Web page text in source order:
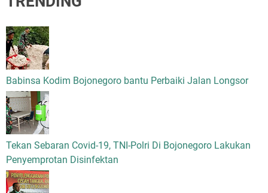
Babinsa Kodim Bojonegoro bantu Perbaiki Jalan Longsor
Tekan Sebaran Covid-19, TNI-Polri Di Bojonegoro Lakukan
Penyemprotan Disinfektan